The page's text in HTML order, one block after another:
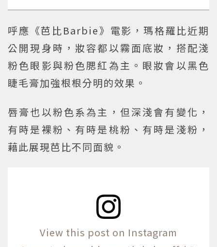
呼應《芭比Barbie》電影，瑪格羅比近期
公開現身時，妝容都以霧面底妝，搭配淺
粉色眼影與粉色腮紅為主。眼妝會以黑色
睫毛膏加強根根分明的效果。
唇膏也以粉色系為主，但深淺會有變化，
有時是裸粉、有時是桃粉、有時是淺粉，
藉此展現芭比不同面貌。
View this post on Instagram